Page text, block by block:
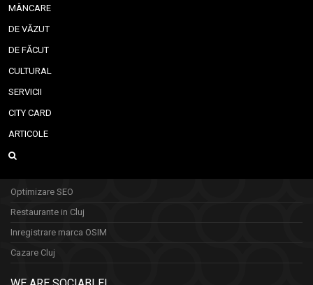
MÂNCARE
DE VĂZUT
DE FĂCUT
CULTURAL
SERVICII
CITY CARD
ARTICOLE
Optimizare SEO
Restaurante in Cluj
Inregistrare marca OSIM
Cazare Cluj